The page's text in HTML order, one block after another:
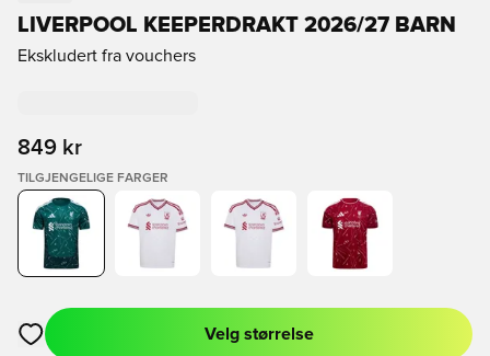
LIVERPOOL KEEPERDRAKT 2026/27 BARN
Ekskludert fra vouchers
849 kr
TILGJENGELIGE FARGER
Åpner en Modal for å logge inn eller registrere deg som
Velg størrelse